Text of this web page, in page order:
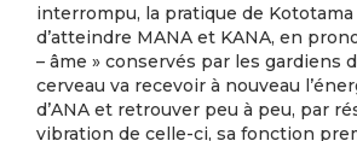
interrompu, la pratique de
d’atteindre MANA et KANA, en
– âme » conservés par les gardiens
cerveau va recevoir à nouveau
d’ANA et retrouver peu à peu, par
vibration de celle-ci, sa fonction